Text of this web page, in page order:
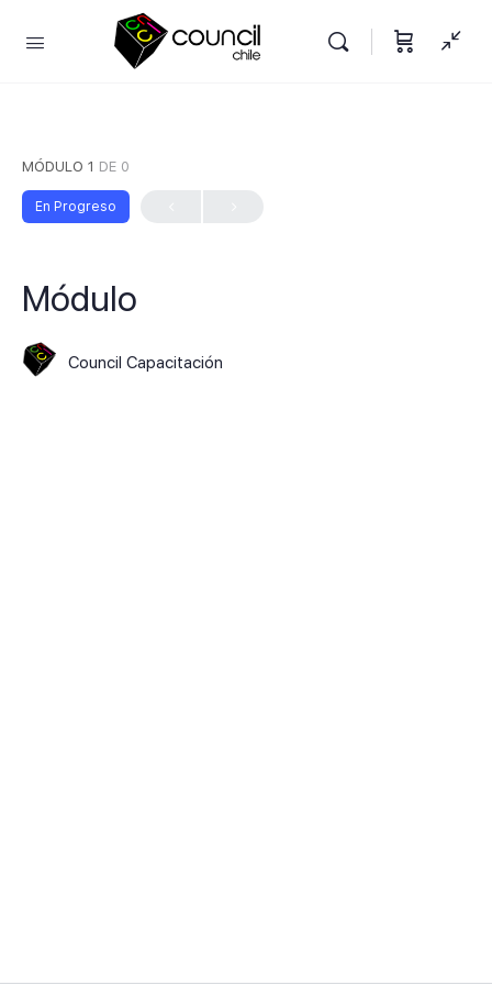
MÓDULO 1 DE 0
En Progreso
Módulo
Council Capacitación